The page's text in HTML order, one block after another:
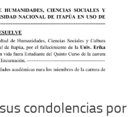
condolencias por